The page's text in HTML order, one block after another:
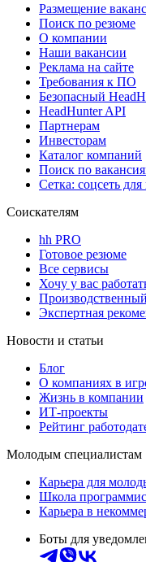
Размещение
Поиск по резюме
О компании
Наши вакансии
Реклама на сайте
Требования к ПО
Безопасный
HeadHunter API
Партнерам
Инвесторам
Каталог компаний
Поиск по
Сетка: соцсеть
Соискателям
hh PRO
Готовое резюме
Все сервисы
Хочу у вас
Экспертная
Новости и статьи
Блог
О компаниях в
Жизнь в компании
ИТ-проекты
Рейтинг
Молодым специалистам
Карьера для
Школа
Карьера в
Боты для